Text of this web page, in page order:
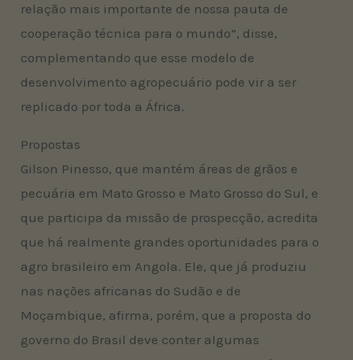
relação mais importante de nossa pauta de
cooperação técnica para o mundo”, disse,
complementando que esse modelo de
desenvolvimento agropecuário pode vir a ser
replicado por toda a África.
Propostas
Gilson Pinesso, que mantém áreas de grãos e
pecuária em Mato Grosso e Mato Grosso do Sul, e
que participa da missão de prospecção, acredita
que há realmente grandes oportunidades para o
agro brasileiro em Angola. Ele, que já produziu
nas nações africanas do Sudão e de
Moçambique, afirma, porém, que a proposta do
governo do Brasil deve conter algumas